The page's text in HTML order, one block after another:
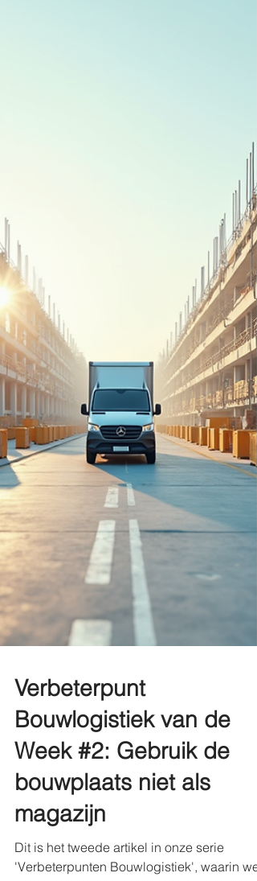
leveranciers. Iedereen komt tegelijk Het is
Verbeterpunt
Bouwlogistiek van de
Week #2: Gebruik de